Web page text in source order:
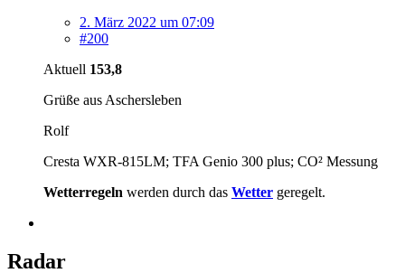
2. März 2022 um 07:09
#200
Aktuell 153,8
Grüße aus Aschersleben
Rolf
Cresta WXR-815LM; TFA Genio 300 plus; CO² Messung
Wetterregeln werden durch das Wetter geregelt.
Radar